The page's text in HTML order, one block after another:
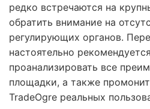
редко встречаются на
обратить внимание на
регулирующих органов.
настоятельно
проанализировать все
площадки, а также
TradeOgre реальных